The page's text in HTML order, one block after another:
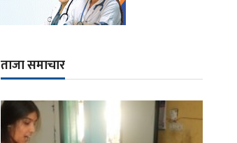
ताजा समाचार